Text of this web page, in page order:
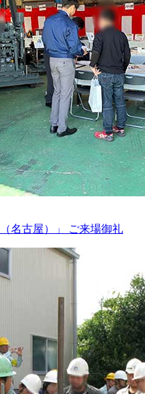
（名古屋）」 ご来場御礼